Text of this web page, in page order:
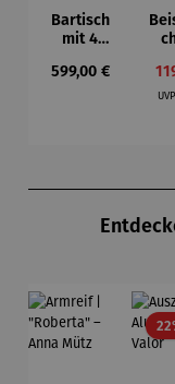
Bartisch
mit 4
Capua
Regulärer Preis:
599,00 €
UVP